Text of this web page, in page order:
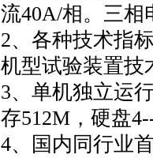
流40A/相。三相
2、各种技术指
机型试验装置技
3、单机独立运
存512M，硬盘
4、国内同行业